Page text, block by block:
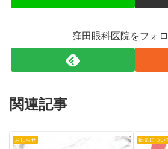
窪田眼科医院をフォ
関連記事
おしらせ 病気につい